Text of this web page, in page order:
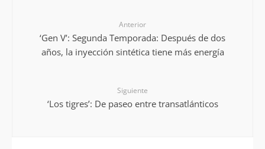
Anterior
‘Gen V’: Segunda Temporada: Después de dos
años, la inyección sintética tiene más energía
Siguiente
‘Los tigres’: De paseo entre transatlánticos